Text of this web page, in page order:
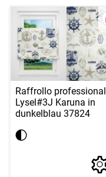
Raffrollo professional
Lysel #3J Karuna in
dunkelblau 37824